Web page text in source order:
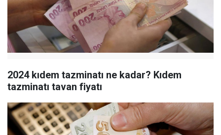
2024 kıdem tazminatı ne kadar? Kıdem
tazminatı tavan fiyatı